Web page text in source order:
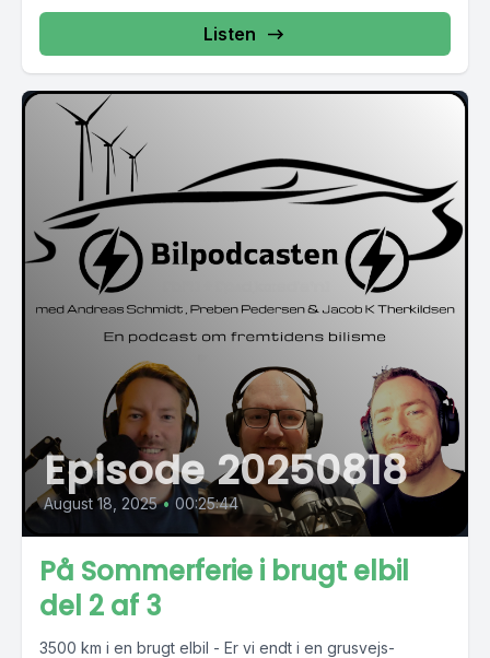
Listen
Episode 20250818
August 18, 2025 • 00:25:44
På Sommerferie i brugt elbil
del 2 af 3
3500 km i en brugt elbil - Er vi endt i en grusvejs-